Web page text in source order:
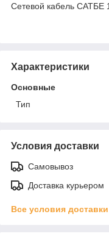
Сетевой кабель САТБЕ
Характеристики
Основные
Тип
Условия доставки
Самовывоз
Доставка курьером
Все условия доставки